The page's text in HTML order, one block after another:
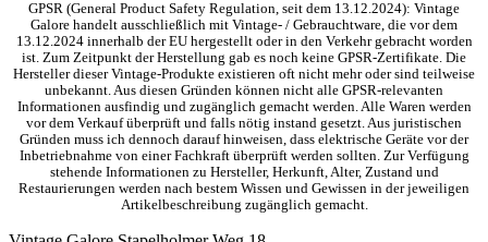
GPSR (General Product Safety Regulation, seit dem 13.12.2024): Vintage
Galore handelt ausschließlich mit Vintage- / Gebrauchtware, die vor dem
13.12.2024 innerhalb der EU hergestellt oder in den Verkehr gebracht worden
ist. Zum Zeitpunkt der Herstellung gab es noch keine GPSR-Zertifikate. Die
Hersteller dieser Vintage-Produkte existieren oft nicht mehr oder sind teilweise
unbekannt. Aus diesen Gründen können nicht alle GPSR-relevanten
Informationen ausfindig und zugänglich gemacht werden. Alle Waren werden
vor dem Verkauf überprüft und falls nötig instand gesetzt. Aus juristischen
Gründen muss ich dennoch darauf hinweisen, dass elektrische Geräte vor der
Inbetriebnahme von einer Fachkraft überprüft werden sollten. Zur Verfügung
stehende Informationen zu Hersteller, Herkunft, Alter, Zustand und
Restaurierungen werden nach bestem Wissen und Gewissen in der jeweiligen
Artikelbeschreibung zugänglich gemacht.